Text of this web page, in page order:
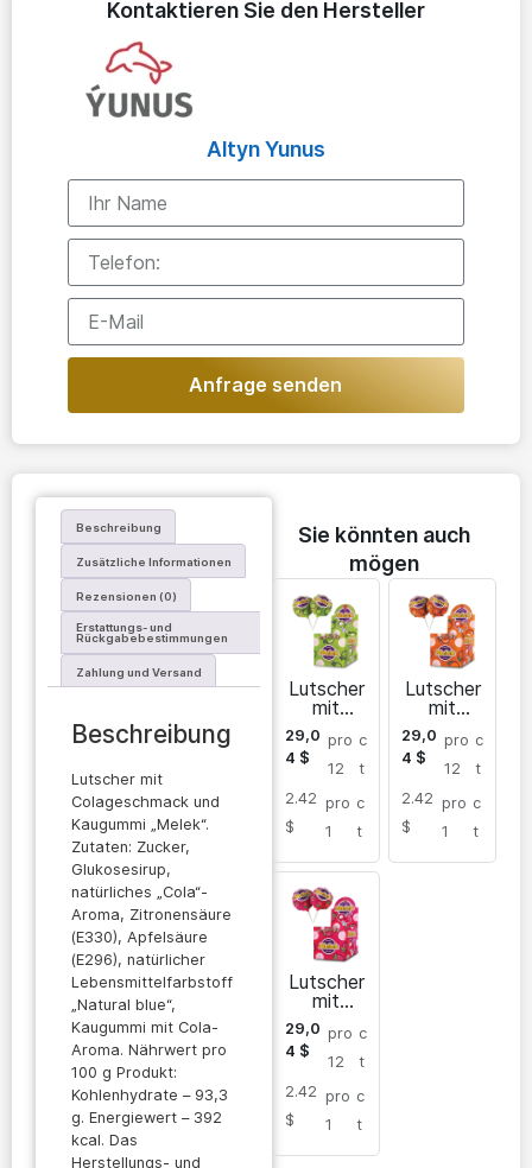
Kontaktieren Sie den Hersteller
Altyn Yunus
Anfrage senden
Beschreibung
Zusätzliche Informationen
Rezensionen (0)
Erstattungs- und
Rückgabebestimmungen
Zahlung und Versand
Beschreibung
Lutscher mit
Colageschmack und
Kaugummi „Melek“.
Zutaten: Zucker,
Glukosesirup,
natürliches „Cola“-
Aroma, Zitronensäure
(E330), Apfelsäure
(E296), natürlicher
Lebensmittelfarbstoff
„Natural blue“,
Kaugummi mit Cola-
Aroma. Nährwert pro
100 g Produkt:
Kohlenhydrate – 93,3
g. Energiewert – 392
kcal. Das
Herstellungs- und
Sie könnten auch
mögen
Lutscher
mit
Apfelges
chmack
und
mi
29,0
4 $
pro
12
c
t
2.42
$
pro
1
c
t
Lutscher
mit
Orangen
geschma
ck und
mi
29,0
4 $
pro
12
c
t
2.42
$
pro
1
c
t
Lutscher
mit
Erdbeerg
eschmac
k und
mi
29,0
4 $
pro
12
c
t
2.42
$
pro
1
c
t